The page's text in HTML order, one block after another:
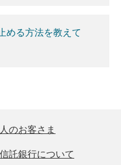
める方法を教えて
のお客さま
託銀行について